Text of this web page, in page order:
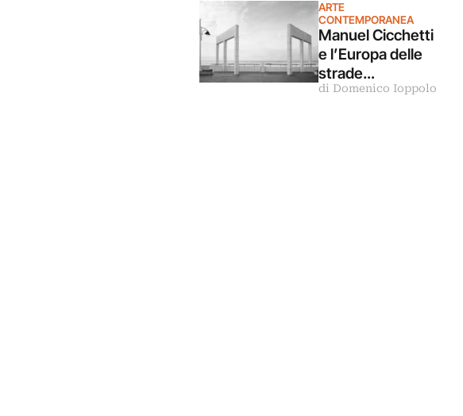
ARTE
CONTEMPORANEA
Manuel Cicchetti
e l’Europa delle
strade
secondarie in
di Domenico Ioppolo